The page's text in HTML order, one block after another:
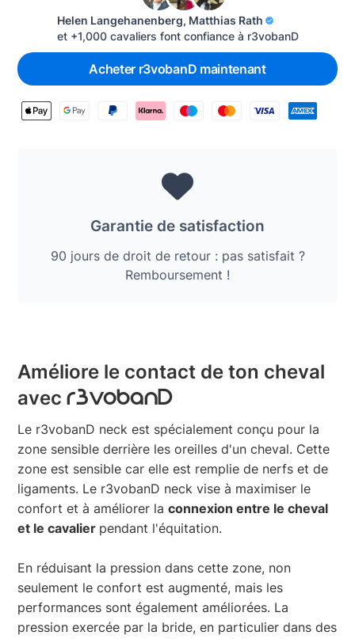
Helen Langehanenberg, Matthias Rath
et +1,000 cavaliers font confiance à r3vobanD
Acheter r3vobanD maintenant

Garantie de satisfaction
90 jours de droit de retour : pas satisfait ?
Remboursement !
Améliore le contact de ton cheval
avecr3vobanD
Le r3vobanD neck est spécialement conçu pour la
zone sensible derrière les oreilles d'un cheval. Cette
zone est sensible car elle est remplie de nerfs et de
ligaments. Le r3vobanD neck vise à maximiser le
confort et à améliorer laconnexion entre le cheval
et le cavalier pendant l'équitation.
En réduisant la pression dans cette zone, non
seulement le confort est augmenté, mais les
performances sont également améliorées. La
pression exercée par la bride, en particulier dans des